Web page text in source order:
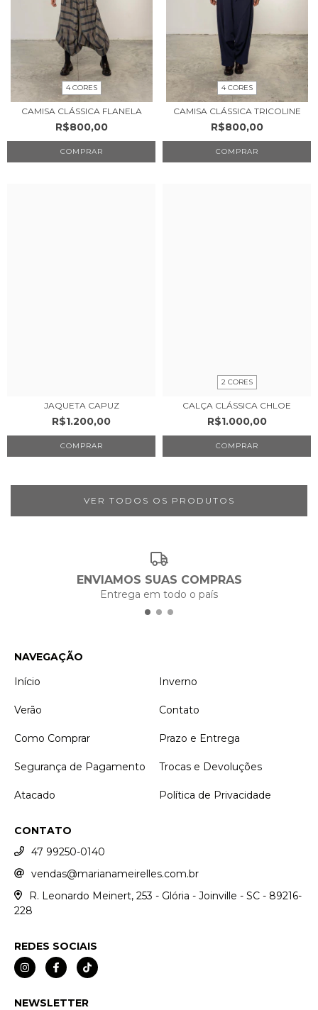
4 CORES
CAMISA CLÁSSICA FLANELA
R$800,00
COMPRAR
4 CORES
CAMISA CLÁSSICA TRICOLINE
R$800,00
COMPRAR
JAQUETA CAPUZ
R$1.200,00
COMPRAR
2 CORES
CALÇA CLÁSSICA CHLOE
R$1.000,00
COMPRAR
VER TODOS OS PRODUTOS
ENVIAMOS SUAS COMPRAS
Entrega em todo o país
NAVEGAÇÃO
Início
Inverno
Verão Contato
Como Comprar Prazo e Entrega
Segurança de Pagamento Trocas e Devoluções
Atacado Política de Privacidade
CONTATO
47 99250-0140
vendas@marianameirelles.com.br
R. Leonardo Meinert, 253 - Glória - Joinville - SC - 89216-
228
REDES SOCIAIS
NEWSLETTER